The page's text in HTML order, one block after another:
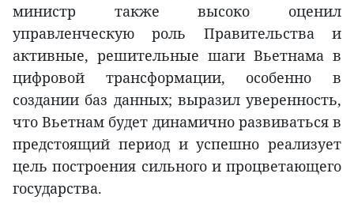
министр также высоко оценил
управленческую роль Правительства и
активные, решительные шаги Вьетнама в
цифровой трансформации, особенно в
создании баз данных; выразил уверенность,
что Вьетнам будет динамично развиваться в
предстоящий период и успешно реализует
цель построения сильного и процветающего
государства.